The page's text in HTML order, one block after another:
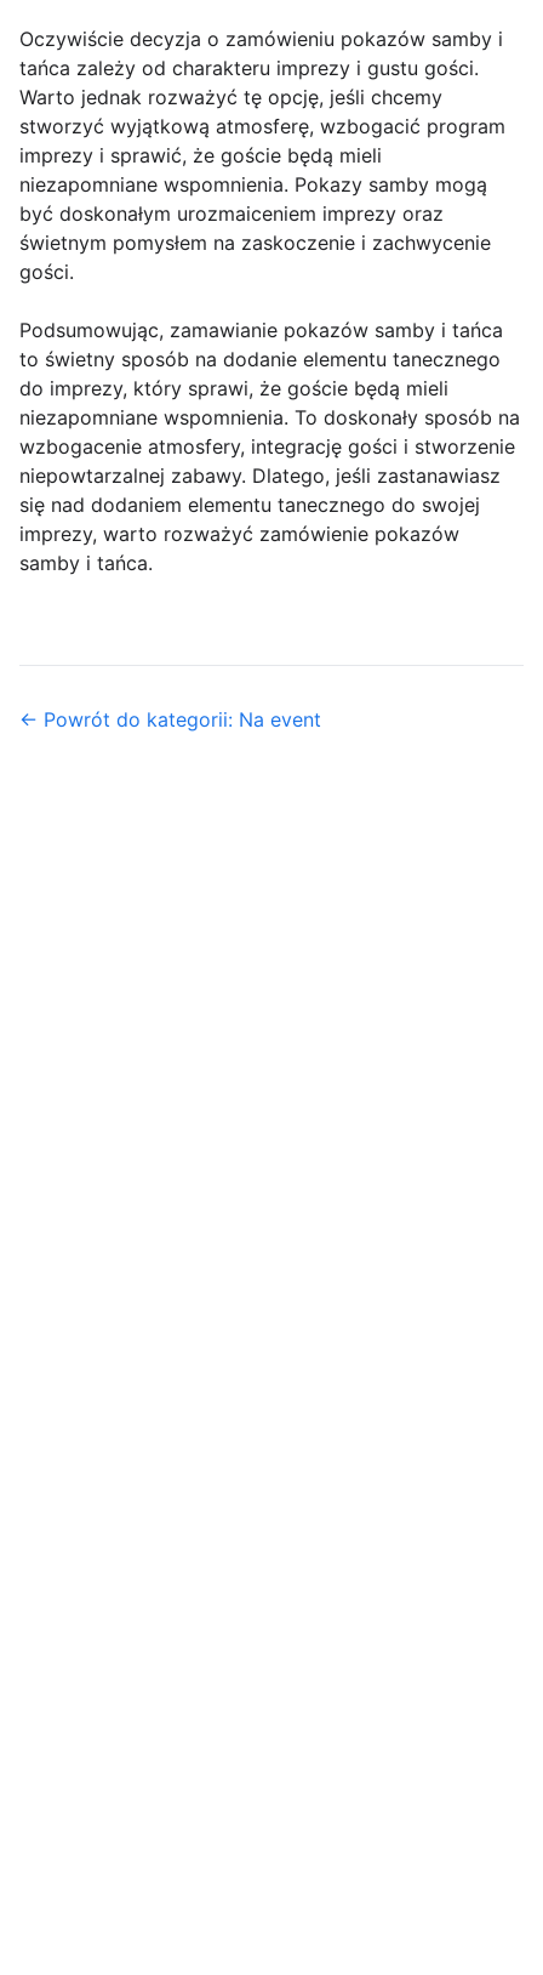
Oczywiście decyzja o zamówieniu pokazów samby i
tańca zależy od charakteru imprezy i gustu gości.
Warto jednak rozważyć tę opcję, jeśli chcemy
stworzyć wyjątkową atmosferę, wzbogacić program
imprezy i sprawić, że goście będą mieli
niezapomniane wspomnienia. Pokazy samby mogą
być doskonałym urozmaiceniem imprezy oraz
świetnym pomysłem na zaskoczenie i zachwycenie
gości.
Podsumowując, zamawianie pokazów samby i tańca
to świetny sposób na dodanie elementu tanecznego
do imprezy, który sprawi, że goście będą mieli
niezapomniane wspomnienia. To doskonały sposób na
wzbogacenie atmosfery, integrację gości i stworzenie
niepowtarzalnej zabawy. Dlatego, jeśli zastanawiasz
się nad dodaniem elementu tanecznego do swojej
imprezy, warto rozważyć zamówienie pokazów
samby i tańca.
← Powrót do kategorii: Na event